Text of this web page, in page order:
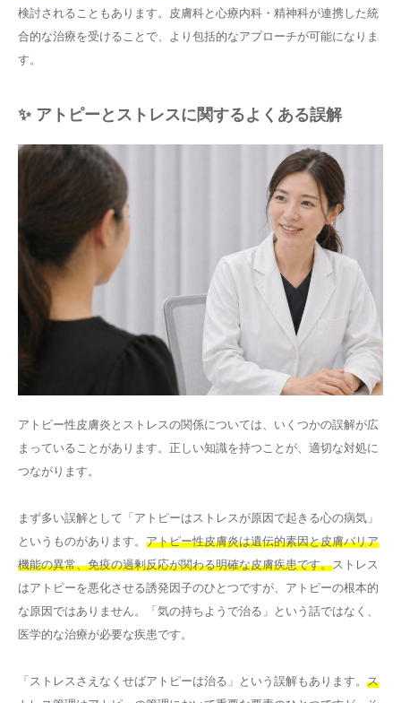
検討されることもあります。皮膚科と心療内科・精神科が連携した統
合的な治療を受けることで、より包括的なアプローチが可能になりま
す。
✨ アトピーとストレスに関するよくある誤解
アトピー性皮膚炎とストレスの関係については、いくつかの誤解が広
まっていることがあります。正しい知識を持つことが、適切な対処に
つながります。
まず多い誤解として「アトピーはストレスが原因で起きる心の病気」
というものがあります。 アトピー性皮膚炎は遺伝的素因と皮膚バリア
機能の異常、免疫の過剰反応が関わる明確な皮膚疾患です。ストレス
はアトピーを悪化させる誘発因子のひとつですが、アトピーの根本的
な原因ではありません。「気の持ちようで治る」という話ではなく、
医学的な治療が必要な疾患です。
「ストレスさえなくせばアトピーは治る」という誤解もあります。 ス